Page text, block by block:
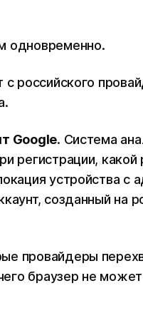
одновременно.
с российского
Google. Система
регистрации, какой
устройства с
созданный на
провайдеры
браузер не